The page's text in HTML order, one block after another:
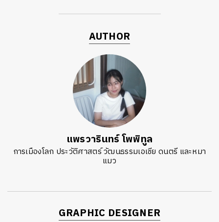
AUTHOR
แพรวารินทร์ โพพิทูล
การเมืองโลก ประวัติศาสตร์ วัฒนธรรมเอเชีย ดนตรี และหมา
แมว
GRAPHIC DESIGNER